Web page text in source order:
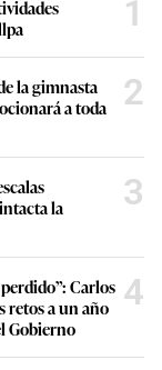
1
la gimnasta
a toda
2
la
3
Carlos
retos a un año
Gobierno
4